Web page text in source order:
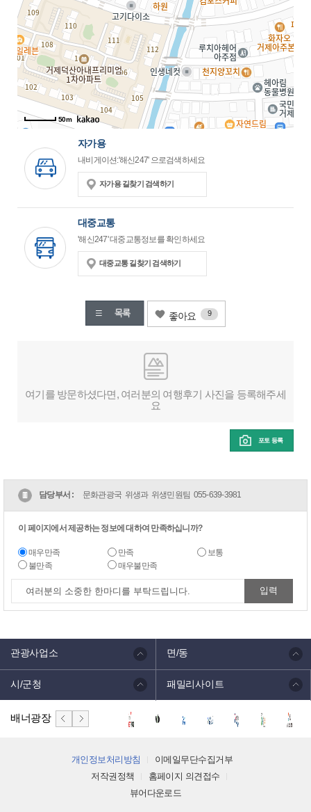
50m
자가용
내비게이션:'해신247' 으로검색하세요
자가용 길찾기 검색하기
대중교통
'해신247' 대중교통정보를 확인하세요
대중교통 길찾기 검색하기
좋아요 9
여기를 방문하셨다면, 여러분의 여행후기 사진을 등록해주세
요
포토 등록
담당부서 : 문화관광국 위생과 위생민원팀 055-639-3981
이 페이지에서 제공하는 정보에 대하여 만족하십니까?
매우만족 만족
보통
불만족
매우불만족
관광사업소 면/동
시/군청 패밀리사이트
배너광장
개인정보처리방침
이메일무단수집거부
저작권정책
홈페이지 의견접수
뷰어다운로드